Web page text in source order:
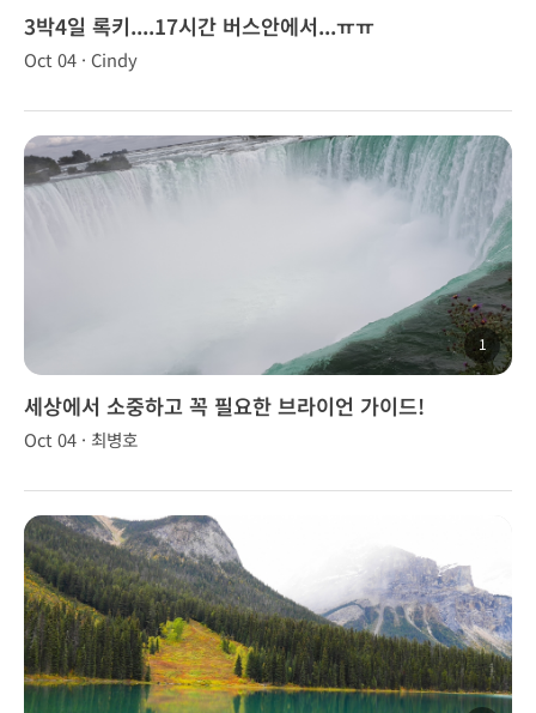
3박4일 록키....17시간 버스안에서...ㅠㅠ
Oct 04 · Cindy
1
세상에서 소중하고 꼭 필요한 브라이언 가이드!
Oct 04 · 최병호